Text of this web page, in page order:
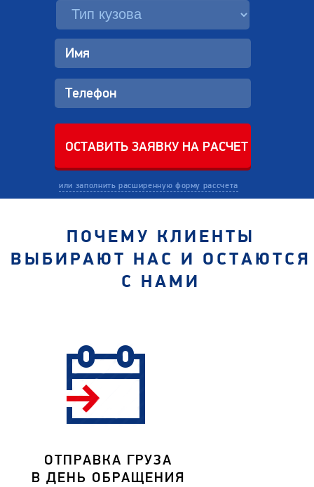
или заполнить расширенную форму рассчета
ПОЧЕМУ КЛИЕНТЫ
ВЫБИРАЮТ НАС И ОСТАЮТСЯ
С НАМИ
ОТПРАВКА ГРУЗА
В ДЕНЬ ОБРАЩЕНИЯ